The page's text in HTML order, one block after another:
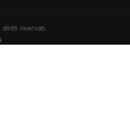
diritti riservati.